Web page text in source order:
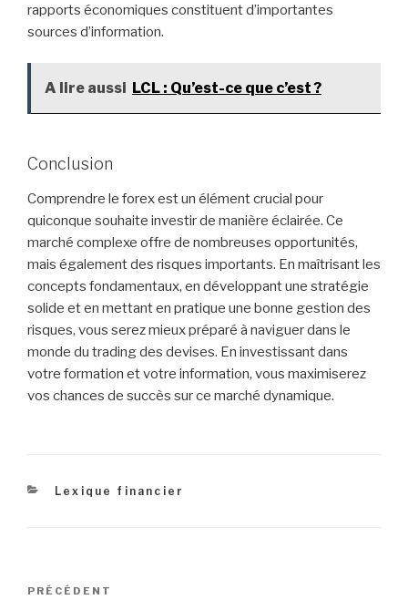
rapports économiques constituent d’importantes
sources d’information.
A lire aussi LCL : Qu’est-ce que c’est ?
Conclusion
Comprendre le forex est un élément crucial pour
quiconque souhaite investir de manière éclairée. Ce
marché complexe offre de nombreuses opportunités,
mais également des risques importants. En maîtrisant les
concepts fondamentaux, en développant une stratégie
solide et en mettant en pratique une bonne gestion des
risques, vous serez mieux préparé à naviguer dans le
monde du trading des devises. En investissant dans
votre formation et votre information, vous maximiserez
vos chances de succès sur ce marché dynamique.
Catégories
Lexique financier
Navigation
Article
PRÉCÉDENT